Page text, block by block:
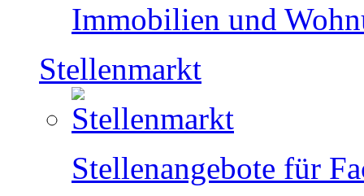
Immobilien und
Stellenmarkt
Stellenangebote für